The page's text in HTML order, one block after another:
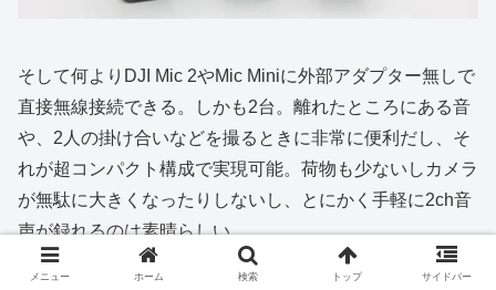
そして何よりDJI Mic 2やMic Miniに外部アダプター無しで
直接無線接続できる。しかも2台。離れたところにある音
や、2人の掛け合いなどを撮るときに非常に便利だし、そ
れが超コンパクト構成で実現可能。荷物も少ないしカメラ
が無駄に大きくなったりしないし、とにかく手軽に2ch音
声が録れるのは素晴らしい。
メニュー ホーム 検索 トップ サイドバー